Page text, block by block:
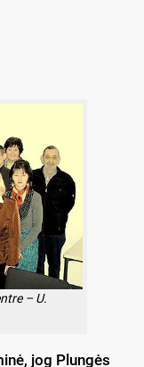
– U.
jog Plungės